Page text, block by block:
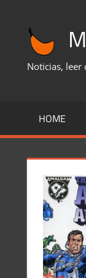
contenido
Noticias, leer
HOME